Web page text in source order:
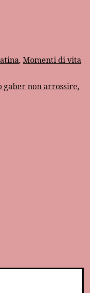
, Momenti di vita
gaber non arrossire,